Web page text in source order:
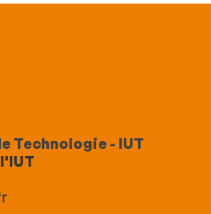
Technologie - IUT